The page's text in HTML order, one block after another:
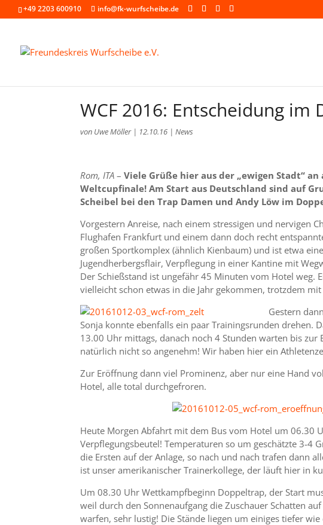
+49 2203 600910 info@fk-wurfscheibe.de
WCF 2016: Entscheidung im
von Uwe Möller| 12.10.16 |News
Rom, ITA –Viele Grüße hier aus der „ewigen Stadt“
Weltcupfinale! Am Start aus Deutschland sind auf
Scheibel bei den Trap Damen und Andy Löw im
Vorgestern Anreise, nach einem stressigen und nervigen
Flughafen Frankfurt und einem dann doch recht
großen Sportkomplex (ähnlich Kienbaum) und ist etwa
Jugendherbergsflair, Verpflegung in einer Kantine mit
Der Schießstand ist ungefähr 45 Minuten vom Hotel weg.
vielleicht schon etwas in die Jahr gekommen, trotzdem
Gestern
Sonja konnte ebenfalls ein paar Trainingsrunden drehen.
13.00 Uhr mittags, danach noch 4 Stunden warten bis
natürlich nicht so angenehm! Wir haben hier ein
Zur Eröffnung dann viel Prominenz, aber nur eine Hand
Hotel, alle total durchgefroren.
Heute Morgen Abfahrt mit dem Bus vom Hotel um 06.30
Verpflegungsbeutel! Temperaturen so um geschätzte 3-4
die Ersten auf der Anlage, so nach und nach trafen dann
ist unser amerikanischer Trainerkollege, der läuft hier in
Um 08.30 Uhr Wettkampfbeginn Doppeltrap, der Start
weil durch den Sonnenaufgang die Zuschauer Schatten
warfen, sehr lustig! Die Stände liegen um einiges tiefer